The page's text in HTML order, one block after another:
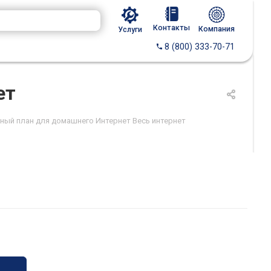
Услуги Контакты Компания
8 (800) 333-70-71
план для домашнего Интернет Весь интернет